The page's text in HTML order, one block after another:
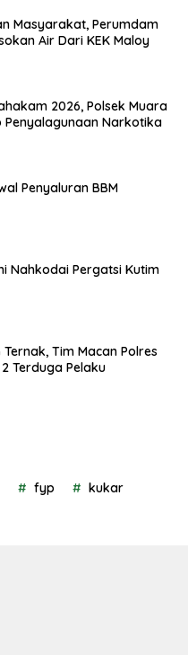
Masyarakat, Perumdam
Air Dari KEK Maloy
2026, Polsek Muara
Penyalagunaan Narkotika
Penyaluran BBM
Nahkodai Pergatsi Kutim
Tim Macan Polres
Terduga Pelaku
fyp kukar